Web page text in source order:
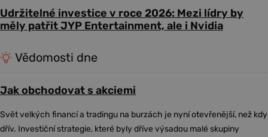
Udržitelné investice v roce 2026: Mezi lídry by
měly patřit JYP Entertainment, ale i Nvidia
Vědomosti dne
Jak obchodovat s akciemi
Svět velkých financí a tradingu na burzách je nyní otevřenější, než kdy
dřív. Investiční strategie, které byly dříve výsadou malé skupiny